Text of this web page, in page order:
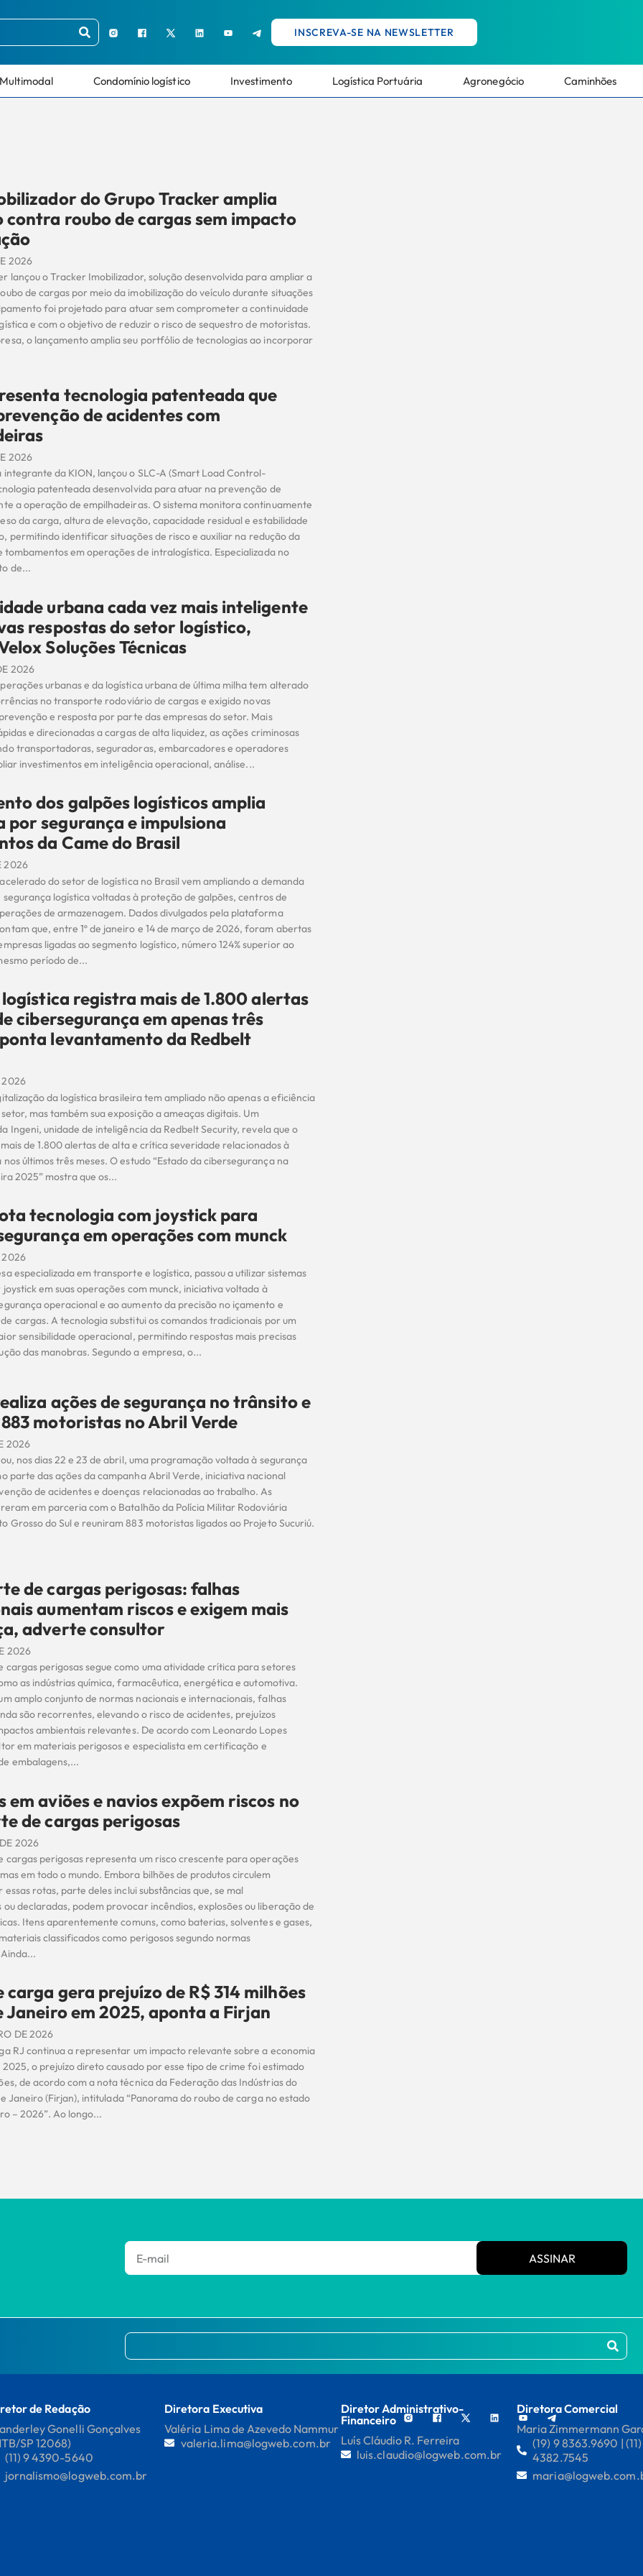
INSCREVA-SE NA NEWSLETTER
Condomínio logístico Investimento Logística Portuária Agronegócio Caminhões
do Grupo Tracker amplia
contra roubo de cargas sem impacto
2026
lançou o Tracker Imobilizador, solução desenvolvida para ampliar a
de cargas por meio da imobilização do veículo durante situações
foi projetado para atuar sem comprometer a continuidade
e com o objetivo de reduzir o risco de sequestro de motoristas.
o lançamento amplia seu portfólio de tecnologias ao incorporar
tecnologia patenteada que
de acidentes com
2026
integrante da KION, lançou o SLC-A (Smart Load Control-
patenteada desenvolvida para atuar na prevenção de
a operação de empilhadeiras. O sistema monitora continuamente
da carga, altura de elevação, capacidade residual e estabilidade
permitindo identificar situações de risco e auxiliar na redução da
tombamentos em operações de intralogística. Especializada no
de...
urbana cada vez mais inteligente
respostas do setor logístico,
Soluções Técnicas
2026
urbanas e da logística urbana de última milha tem alterado
no transporte rodoviário de cargas e exigido novas
e resposta por parte das empresas do setor. Mais
e direcionadas a cargas de alta liquidez, as ações criminosas
transportadoras, seguradoras, embarcadores e operadores
investimentos em inteligência operacional, análise...
dos galpões logísticos amplia
por segurança e impulsiona
da Came do Brasil
2026
do setor de logística no Brasil vem ampliando a demanda
segurança logística voltadas à proteção de galpões, centros de
de armazenagem. Dados divulgados pela plataforma
que, entre 1º de janeiro e 14 de março de 2026, foram abertas
ligadas ao segmento logístico, número 124% superior ao
período de...
registra mais de 1.800 alertas
cibersegurança em apenas três
levantamento da Redbelt
2026
da logística brasileira tem ampliado não apenas a eficiência
mas também sua exposição a ameaças digitais. Um
Ingeni, unidade de inteligência da Redbelt Security, revela que o
de 1.800 alertas de alta e crítica severidade relacionados à
últimos três meses. O estudo “Estado da cibersegurança na
2025” mostra que os...
tecnologia com joystick para
em operações com munck
2026
especializada em transporte e logística, passou a utilizar sistemas
em suas operações com munck, iniciativa voltada à
operacional e ao aumento da precisão no içamento e
cargas. A tecnologia substitui os comandos tradicionais por um
sensibilidade operacional, permitindo respostas mais precisas
das manobras. Segundo a empresa, o...
ações de segurança no trânsito e
motoristas no Abril Verde
2026
nos dias 22 e 23 de abril, uma programação voltada à segurança
parte das ações da campanha Abril Verde, iniciativa nacional
de acidentes e doenças relacionadas ao trabalho. As
em parceria com o Batalhão da Polícia Militar Rodoviária
Grosso do Sul e reuniram 883 motoristas ligados ao Projeto Sucuriú.
de cargas perigosas: falhas
aumentam riscos e exigem mais
adverte consultor
2026
cargas perigosas segue como uma atividade crítica para setores
as indústrias química, farmacêutica, energética e automotiva.
amplo conjunto de normas nacionais e internacionais, falhas
são recorrentes, elevando o risco de acidentes, prejuízos
ambientais relevantes. De acordo com Leonardo Lopes
em materiais perigosos e especialista em certificação e
embalagens,...
em aviões e navios expõem riscos no
de cargas perigosas
2026
cargas perigosas representa um risco crescente para operações
em todo o mundo. Embora bilhões de produtos circulem
rotas, parte deles inclui substâncias que, se mal
ou declaradas, podem provocar incêndios, explosões ou liberação de
Itens aparentemente comuns, como baterias, solventes e gases,
classificados como perigosos segundo normas
carga gera prejuízo de R$ 314 milhões
Janeiro em 2025, aponta a Firjan
DE 2026
RJ continua a representar um impacto relevante sobre a economia
o prejuízo direto causado por esse tipo de crime foi estimado
de acordo com a nota técnica da Federação das Indústrias do
Janeiro (Firjan), intitulada “Panorama do roubo de carga no estado
– 2026”. Ao longo...
ASSINAR
de Redação
Gonelli Gonçalves
SP 12068)
(11) 9 4390-5640
jornalismo@logweb.com.br
Diretora Executiva
Valéria Lima de Azevedo Nammur
valeria.lima@logweb.com.br
Diretor Administrativo-
Financeiro
Luís Cláudio R. Ferreira
luis.claudio@logweb.com.br
Diretora Comercial
Maria Zimmermann
(19) 9 8363.9690 |
4382.7545